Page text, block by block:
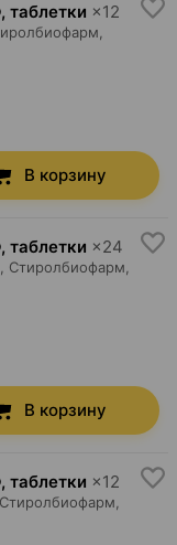
таблетки ×12
В корзину
таблетки ×24
Стиролбиофарм
В корзину
таблетки ×12
Стиролбиофарм